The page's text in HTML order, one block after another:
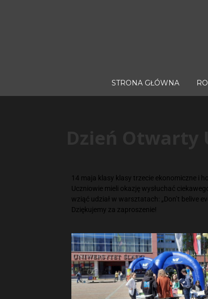
STRONA GŁÓWNA
14 maja klasy klasy trzecie ekonomiczne i
Uczniowie mieli okazję wysłuchać
wziąć udział w warsztatach: „Don’t belive
Dziękujemy za zaproszenie!